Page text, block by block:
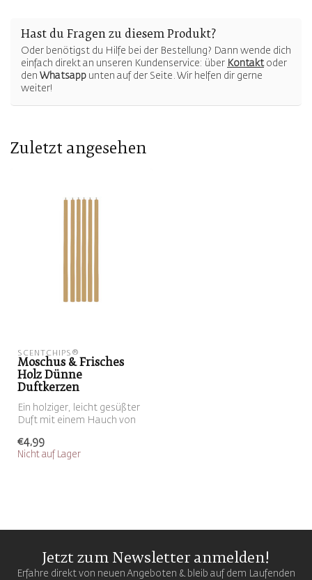
Hast du Fragen zu diesem Produkt?
Oder benötigst du Hilfe bei der Bestellung? Dann wende dich
einfach direkt an unseren Kundenservice: über Kontaktoder
den Whatsapp unten auf der Seite. Wir helfen dir gerne
weiter!
Zuletzt angesehen
SCENTCHIPS®
Moschus & Frisches
Holz Dünne
Duftkerzen
Ein holziger, leicht gesüßter
Duft mit einem Hauch von
€4,99
Nicht auf Lager
Jetzt zum Newsletter anmelden!
Erfahre direkt von neuen Angeboten & bleib auf dem Laufenden